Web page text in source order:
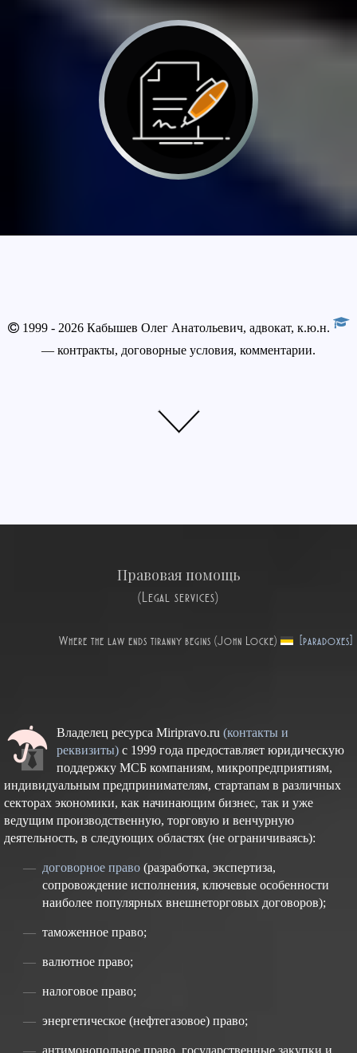
1999 - 2026 Кабышев Олег Анатольевич, адвокат, к.ю.н.
— контракты, договорные условия, комментарии.
Правовая помощь
(Legal services)
Where the law ends tiranny begins (John Locke) [paradoxes]
Владелец ресурса Miripravo.ru (контакты и
реквизиты)с 1999 года предоставляет юридическую
поддержку МСБ компаниям, микропредприятиям,
индивидуальным предпринимателям, стартапам в различных
секторах экономики, как начинающим бизнес, так и уже
ведущим производственную, торговую и венчурную
деятельность, в следующих областях (не ограничиваясь):
договорное право (разработка, экспертиза,
сопровождение исполнения, ключевые особенности
наиболее популярных внешнеторговых договоров);
таможенное право;
валютное право;
налоговое право;
энергетическое (нефтегазовое) право;